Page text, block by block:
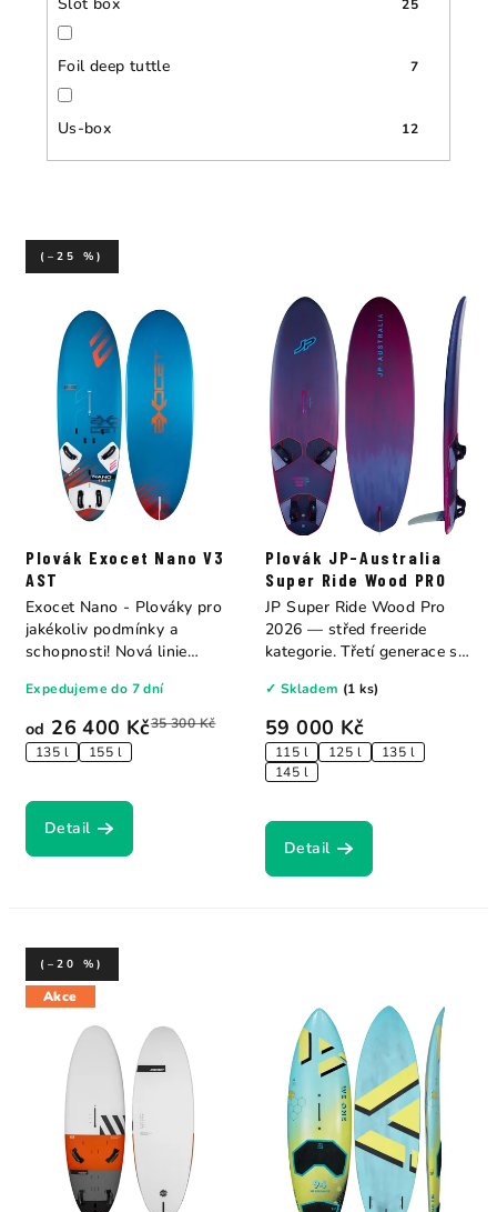
25
Foil deep tuttle 7
Us-box 12
Plovák Exocet Nano V3
AST
od 26 400 Kč35 300 Kč
(–25 %)
135 l 155 l
Expedujeme do 7 dní
Detail
Exocet Nano - Plováky pro
jakékoliv podmínky a
schopnosti! Nová linie
Plovák JP-Australia
Super Ride Wood PRO
59 000 Kč
115 l 125 l
135 l
145 l
✓ Skladem (1 ks)
Detail
JP Super Ride Wood Pro
2026 — střed freeride
kategorie. Třetí generace s
Akce
(–20 %)